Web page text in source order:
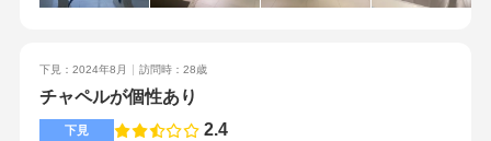
したが、プランナーさんが親身になって話を聞いてくださるこ
とで段々と自分たちのイメージが固まり、テーマが明確になり
ました！打ち合わせ回数も5回程度で少ないのですが、手際よく
場までのアクセス遠方からのゲストが多いカップルにおすすめ
バックにチャペルで良い写真を撮りたい、バージンロードの形
には拘らない、ゲストがあまりいない人にはおすすめ。おそら
く一番小さいサイズの披露宴会場を見学した。こちらも円柱型
下見：2024年8月 訪問時：28歳
チャペルが個性あり
下見 2.4